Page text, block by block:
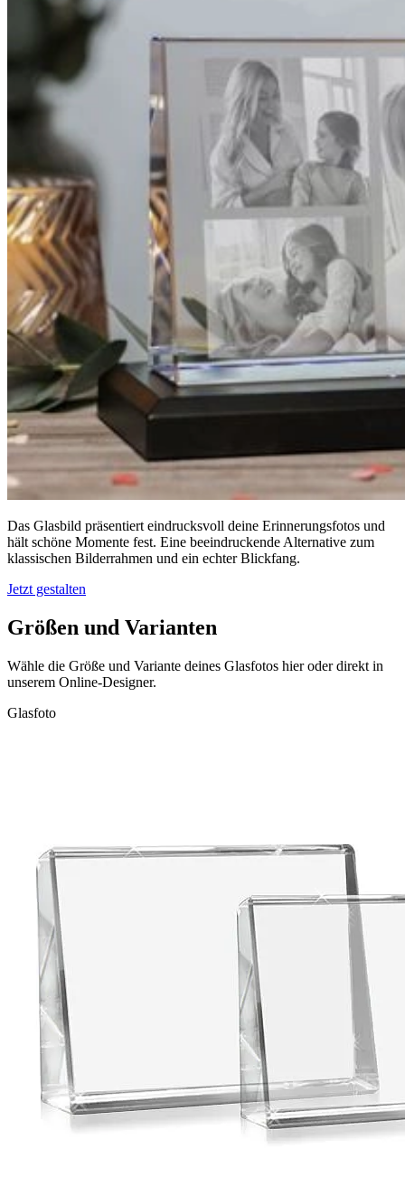
Das Glasbild präsentiert eindrucksvoll deine Erinnerungsfotos und
hält schöne Momente fest. Eine beeindruckende Alternative zum
klassischen Bilderrahmen und ein echter Blickfang.
Jetzt gestalten
Größen und Varianten
Wähle die Größe und Variante deines Glasfotos hier oder direkt in
unserem Online-Designer.
Glasfoto